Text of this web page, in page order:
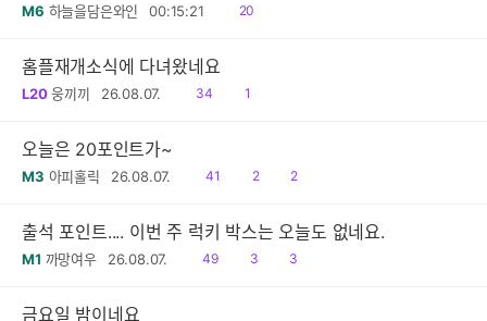
M6 하늘을담은와인 00:15:21
읽
20
홈플재개소식에 다녀왔네요
L20 웅끼끼 26.08.07.
읽
34
공1
오늘은 20포인트가~
M3 아피홀릭 26.08.07.
읽
41
공
2
댓
2
출석 포인트.... 이번 주 럭키 박스는 오늘도 없네요.
M1 까망여우 26.08.07.
읽
49
공
3
댓
3
금요일 밤이네요